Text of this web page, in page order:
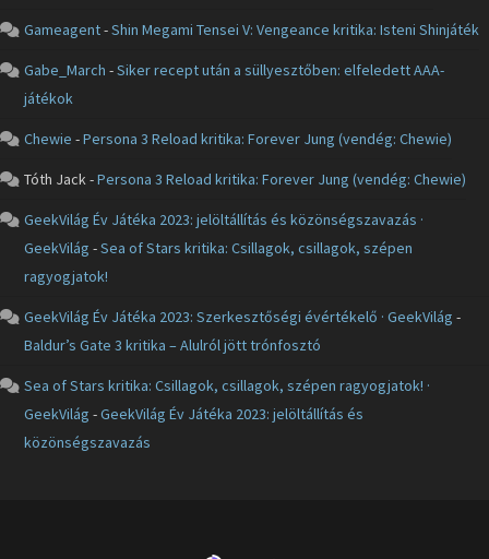
Gameagent-Shin Megami Tensei V: Vengeance kritika: Isteni Shinjáték
Gabe_March -Siker recept után a süllyesztőben: elfeledett AAA-
játékok
Chewie -Persona 3 Reload kritika: Forever Jung (vendég: Chewie)
Tóth Jack-Persona 3 Reload kritika: Forever Jung (vendég: Chewie)
GeekVilág Év Játéka 2023: jelöltállítás és közönségszavazás ·
GeekVilág -Sea of Stars kritika: Csillagok, csillagok, szépen
ragyogjatok!
GeekVilág Év Játéka 2023: Szerkesztőségi évértékelő · GeekVilág -
Baldur’s Gate 3 kritika – Alulról jött trónfosztó
Sea of Stars kritika: Csillagok, csillagok, szépen ragyogjatok! ·
GeekVilág -GeekVilág Év Játéka 2023: jelöltállítás és
közönségszavazás